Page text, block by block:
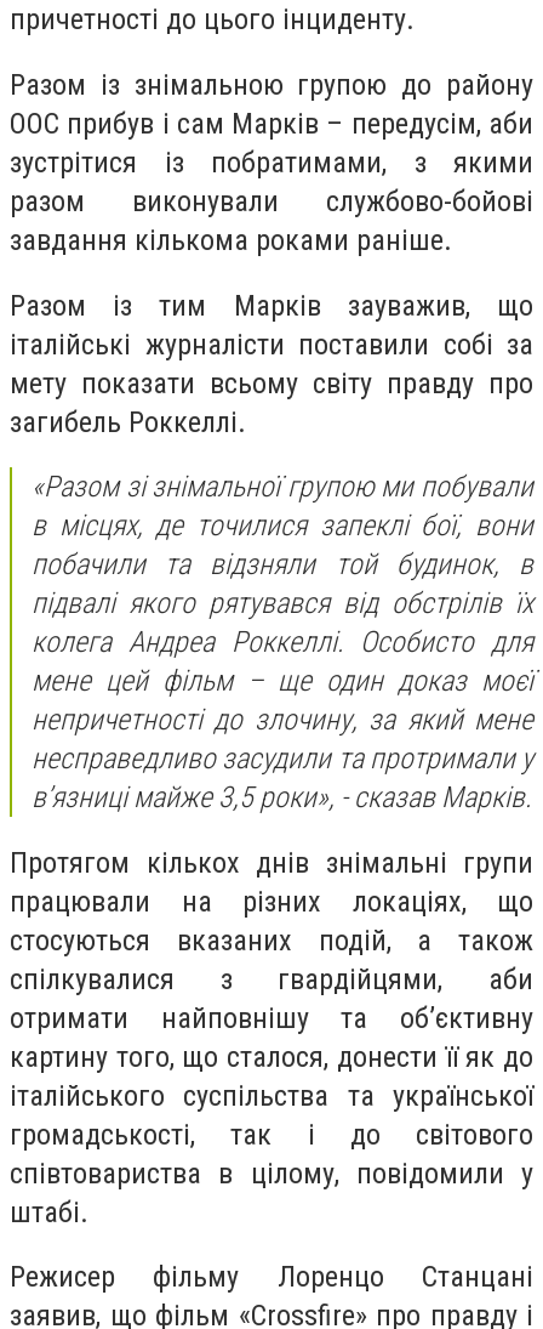
причетності до цього інциденту.
Разом із знімальною групою до району
ООС прибув і сам Марків – передусім, аби
зустрітися із побратимами, з якими
разом виконували службово-бойові
завдання кількома роками раніше.
Разом із тим Марків зауважив, що
італійські журналісти поставили собі за
мету показати всьому світу правду про
загибель Роккеллі.
«Разом зі знімальної групою ми побували
в місцях, де точилися запеклі бої, вони
побачили та відзняли той будинок, в
підвалі якого рятувався від обстрілів їх
колега Андреа Роккеллі. Особисто для
мене цей фільм – ще один доказ моєї
непричетності до злочину, за який мене
несправедливо засудили та протримали у
в’язниці майже 3,5 роки», - сказав Марків.
Протягом кількох днів знімальні групи
працювали на різних локаціях, що
стосуються вказаних подій, а також
спілкувалися з гвардійцями, аби
отримати найповнішу та об’єктивну
картину того, що сталося, донести її як до
італійського суспільства та української
громадськості, так і до світового
співтовариства в цілому, повідомили у
штабі.
Режисер фільму Лоренцо Станцані
заявив, що фільм «Crossfire» про правду і